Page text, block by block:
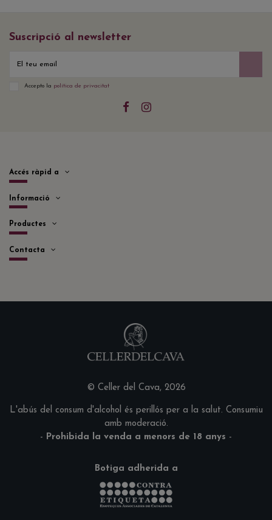
Suscripció al newsletter
Accepto la política de privacitat
Accés ràpid a
Informació
Productes
Contacta
© Celler del Cava, 2026
L'abús del consum d'alcohol és perillós per a la salut. Consumiu
amb moderació.
- Prohibida la venda a menors de 18 anys -
Botiga adherida a